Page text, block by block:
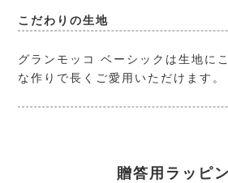
こだわりの生地
グランモッコ ベーシックは生地に
な作りで長くご愛用いただけます。
贈答用ラッピ